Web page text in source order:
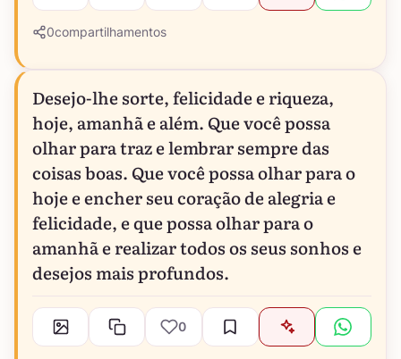
0compartilhamentos
Desejo-lhe sorte, felicidade e riqueza,
hoje, amanhã e além. Que você possa
olhar para traz e lembrar sempre das
coisas boas. Que você possa olhar para o
hoje e encher seu coração de alegria e
felicidade, e que possa olhar para o
amanhã e realizar todos os seus sonhos e
desejos mais profundos.
0